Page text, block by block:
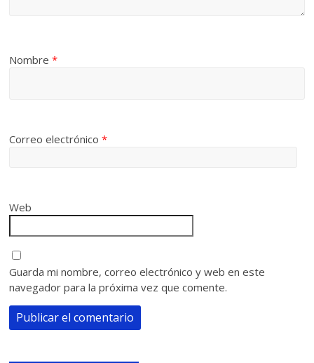
Nombre*
Correo electrónico*
Web
Guarda mi nombre, correo electrónico y web en este
navegador para la próxima vez que comente.